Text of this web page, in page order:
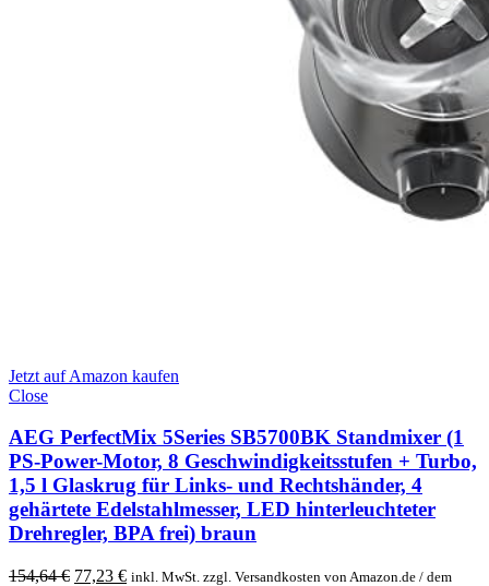
Jetzt auf Amazon kaufen
Close
AEG PerfectMix 5Series SB5700BK Standmixer (1
PS-Power-Motor, 8 Geschwindigkeitsstufen + Turbo,
1,5 l Glaskrug für Links- und Rechtshänder, 4
gehärtete Edelstahlmesser, LED hinterleuchteter
Drehregler, BPA frei) braun
154,64€ Original
77,23 €Current
inkl. MwSt. zzgl. Versandkosten von Amazon.de / dem